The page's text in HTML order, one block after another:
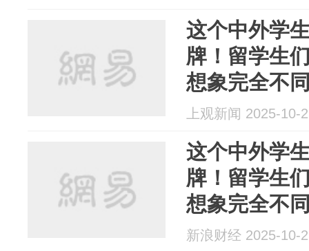
这个中外学
牌！留学生
想象完全不
上观新闻 2025-10-
这个中外学
牌！留学生
想象完全不
新浪财经 2025-10-